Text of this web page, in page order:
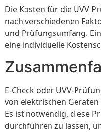
Die Kosten für die UVV
nach verschiedenen
und Prüfungsumfang.
eine individuelle
E-Check oder UVV-
von elektrischen
Es ist notwendig, diese
durchführen zu lassen,